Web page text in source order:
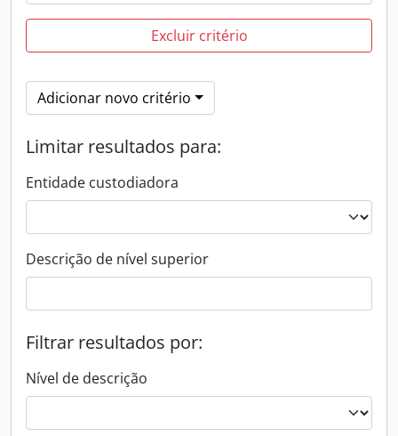
Excluir critério
Adicionar novo critério
Limitar resultados para:
Entidade custodiadora
Descrição de nível superior
Filtrar resultados por:
Nível de descrição